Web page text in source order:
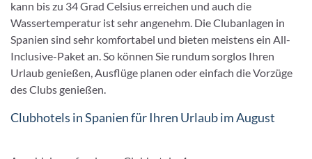
kann bis zu 34 Grad Celsius erreichen und auch die
Wassertemperatur ist sehr angenehm. Die Clubanlagen in
Spanien sind sehr komfortabel und bieten meistens ein All-
Inclusive-Paket an. So können Sie rundum sorglos Ihren
Urlaub genießen, Ausflüge planen oder einfach die Vorzüge
des Clubs genießen.
Clubhotels in Spanien für Ihren Urlaub im August